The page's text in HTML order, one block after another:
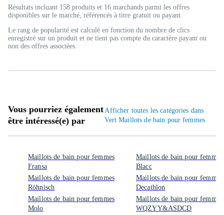
Résultats incluant 158 produits et 16 marchands parmi les offres
disponibles sur le marché, référencés à titre gratuit ou payant.
Le rang de popularité est calculé en fonction du nombre de clics
enregistré sur un produit et ne tient pas compte du caractère payant ou
non des offres associées.
Vous pourriez également
être intéressé(e) par
Afficher toutes les catégories dans
Vert Maillots de bain pour femmes
Maillots de bain pour femmes
Fransa
Maillots de bain pour femmes
Röhnisch
Maillots de bain pour femmes
Molo
Maillots de bain pour femmes
Blacc
Maillots de bain pour femmes
Decathlon
Maillots de bain pour femmes
WQZYY&ASDCD